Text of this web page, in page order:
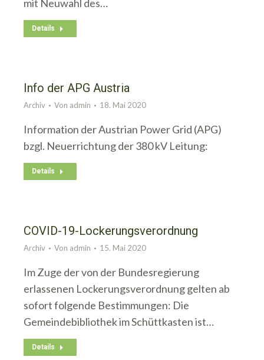
mit Neuwahl des…
Details
Info der APG Austria
Archiv Von admin 18. Mai 2020
Information der Austrian Power Grid (APG)
bzgl. Neuerrichtung der 380 kV Leitung:
Details
COVID-19-Lockerungsverordnung
Archiv Von admin 15. Mai 2020
Im Zuge der von der Bundesregierung
erlassenen Lockerungsverordnung gelten ab
sofort folgende Bestimmungen: Die
Gemeindebibliothek im Schüttkasten ist…
Details